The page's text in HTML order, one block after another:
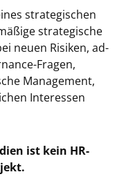
strategischen
strategische
neuen Risiken, ad-
Fragen,
Management,
Interessen
ist kein HR-